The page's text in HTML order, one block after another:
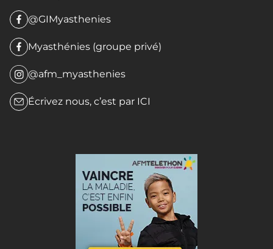
@GIMyasthenies
Myasthénies (groupe privé)
@afm_myasthenies
Écrivez nous, c’est par ICI